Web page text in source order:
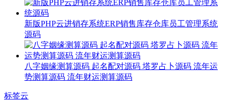
新版PHP云进销存系统ERP销售库存仓库员工管理系统
源码
八字姻缘测算源码 起名配对源码 塔罗占卜源码 流年运
势测算源码 流年财运测算源码
标签云